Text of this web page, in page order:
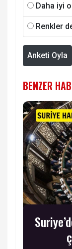
Daha iyi
Renkler
Anketi Oyla
BENZER